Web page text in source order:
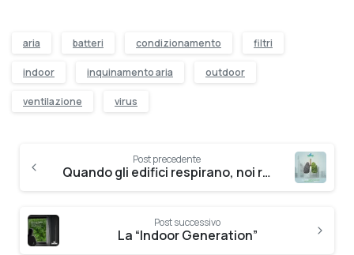
aria batteri condizionamento filtri
indoor inquinamento aria outdoor
ventilazione virus
Reading
Post precedente
Quando gli edifici respirano, noi respiriamo bene
Post successivo
La “Indoor Generation”